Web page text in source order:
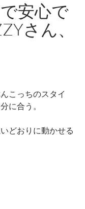
安心で
さん、
こっちのスタイ
に合う。
どおりに動かせる